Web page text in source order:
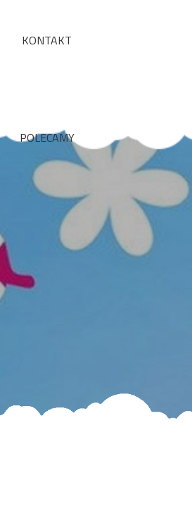
KONTAKT
POLECAMY